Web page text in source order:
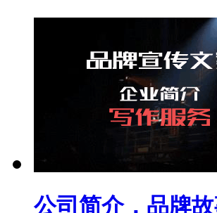
公司简介，品牌